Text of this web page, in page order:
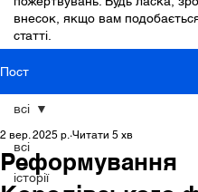
внесок, якщо вам
статті.
Пост
всі
історії
всі
Реформування
2 вер. 2025 р. Читати 5 хв